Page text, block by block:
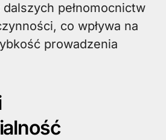
pełnomocnictw
co wpływa na
prowadzenia